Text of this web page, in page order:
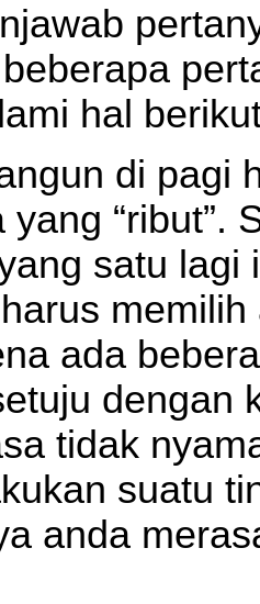
hal
di pagi
“ribut”.
satu
ada
dengan
tidak
suatu
anda